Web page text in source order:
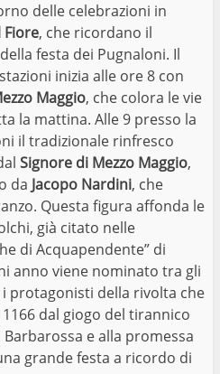
delle celebrazioni in
Fiore, che ricordano il
festa dei Pugnaloni. Il
inizia alle ore 8 con
Maggio, che colora le vie
la mattina. Alle 9 presso la
il tradizionale rinfresco
Signore di Mezzo Maggio,
da Jacopo Nardini, che
Questa figura affonda le
già citato nelle
di Acquapendente” di
anno viene nominato tra gli
protagonisti della rivolta che
dal giogo del tirannico
e alla promessa
grande festa a ricordo di